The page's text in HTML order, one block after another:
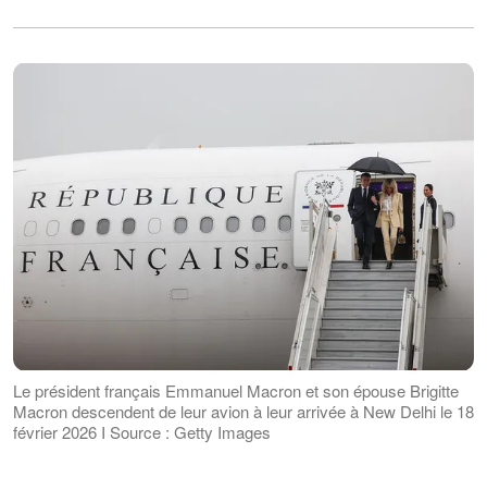
Le président français Emmanuel Macron et son épouse Brigitte
Macron descendent de leur avion à leur arrivée à New Delhi le 18
février 2026 I Source : Getty Images